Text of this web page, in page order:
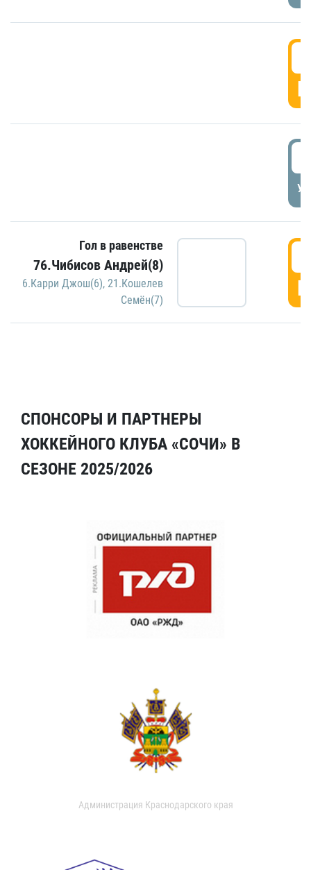
Гол в равенстве
76.Чибисов Андрей(8)
6.Карри Джош(6), 21.Кошелев
Семён(7)
СПОНСОРЫ И ПАРТНЕРЫ
ХОККЕЙНОГО КЛУБА «СОЧИ» В
СЕЗОНЕ 2025/2026
Администрация Краснодарского края